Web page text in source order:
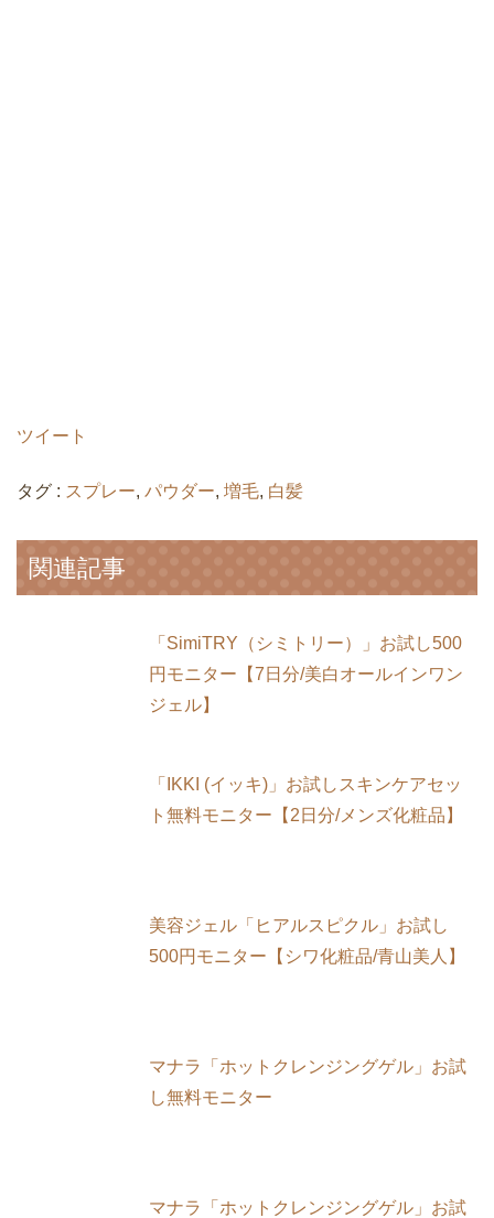
ツイート
タグ : スプレー, パウダー, 増毛, 白髪
関連記事
「SimiTRY（シミトリー）」お試し500
円モニター【7日分/美白オールインワン
ジェル】
「IKKI (イッキ)」お試しスキンケアセッ
ト無料モニター【2日分/メンズ化粧品】
美容ジェル「ヒアルスピクル」お試し
500円モニター【シワ化粧品/青山美人】
マナラ「ホットクレンジングゲル」お試
し無料モニター
マナラ「ホットクレンジングゲル」お試